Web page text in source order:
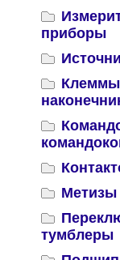
приборы
Метизы
тумблеры